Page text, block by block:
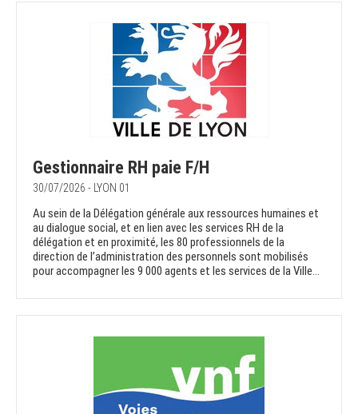
Gestionnaire RH paie F/H
30/07/2026 - LYON 01
Au sein de la Délégation générale aux ressources humaines et
au dialogue social, et en lien avec les services RH de la
délégation et en proximité, les 80 professionnels de la
direction de l’administration des personnels sont mobilisés
pour accompagner les 9 000 agents et les services de la Ville...